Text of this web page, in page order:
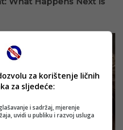
za korištenje ličnih
za sljedeće:
i sadržaj, mjerenje
uvidi u publiku i razvoj usluga